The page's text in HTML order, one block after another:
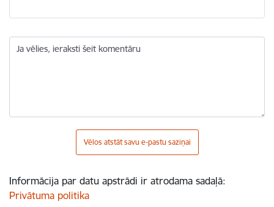
Ja vēlies, ieraksti šeit komentāru
Vēlos atstāt savu e-pastu saziņai
Informācija par datu apstrādi ir atrodama sadaļā:
Privātuma politika